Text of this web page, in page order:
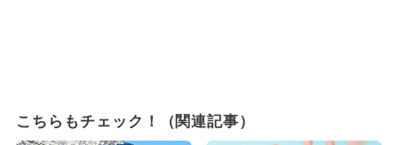
こちらもチェック！（関連記事）